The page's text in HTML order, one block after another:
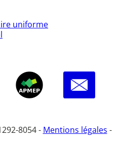
uniforme
8054 - Mentions légales -